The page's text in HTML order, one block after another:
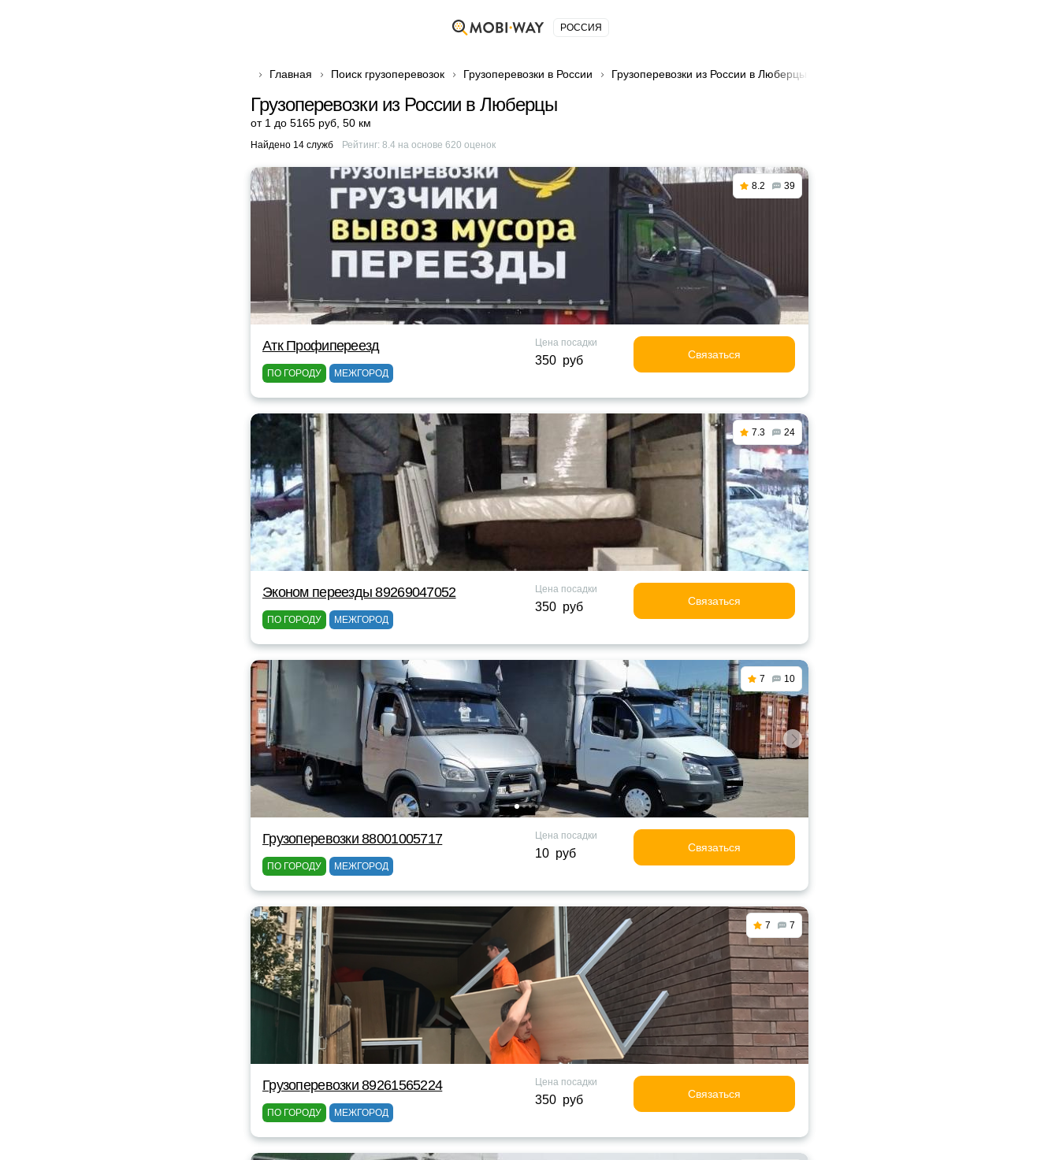
РОССИЯ
Главная Поиск грузоперевозок Грузоперевозки в России Грузоперевозки из России в Люберцы
Грузоперевозки из России в Люберцы
от 1 до 5165 руб 50 км
Найдено 14 служб Рейтинг: 8.4на основе 620 оценок
8.2 39
Атк Профипереезд
ПО ГОРОДУ МЕЖГОРОД
Цена посадки
350 руб Связаться
7.3 24
Эконом переезды 89269047052
ПО ГОРОДУ МЕЖГОРОД
Цена посадки
350 руб Связаться
7 10
Грузоперевозки 88001005717
ПО ГОРОДУ МЕЖГОРОД
Цена посадки
10 руб Связаться
7 7
Грузоперевозки 89261565224
ПО ГОРОДУ МЕЖГОРОД
Цена посадки
350 руб Связаться